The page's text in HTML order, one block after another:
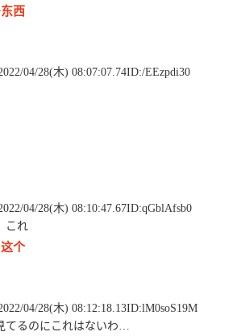
西
04/28(木) 08:07:07.74ID:/EEzpdi30
04/28(木) 08:10:47.67ID:qGblAfsb0
これ
个
04/28(木) 08:12:18.13ID:lM0soS19M
てるのにこれはないわ…